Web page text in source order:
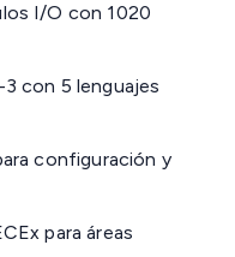
I/O con 1020
3 con 5 lenguajes
configuración y
para áreas